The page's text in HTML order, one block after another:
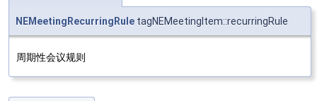
NEMeetingRecurringRule tagNEMeetingItem::recurringRule
周期性会议规则